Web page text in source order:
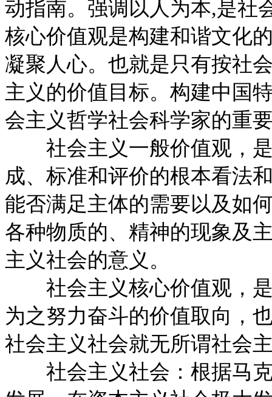
动指南。强调以人为本,是社
核心价值观是构建和谐文化
凝聚人心。也就是只有按社
主义的价值目标。构建中国
会主义哲学社会科学家的重
社会主义一般价值观，是
成、标准和评价的根本看法
能否满足主体的需要以及如
各种物质的、精神的现象及
主义社会的意义。
社会主义核心价值观，是
为之努力奋斗的价值取向，
社会主义社会就无所谓社会
社会主义社会：根据马克